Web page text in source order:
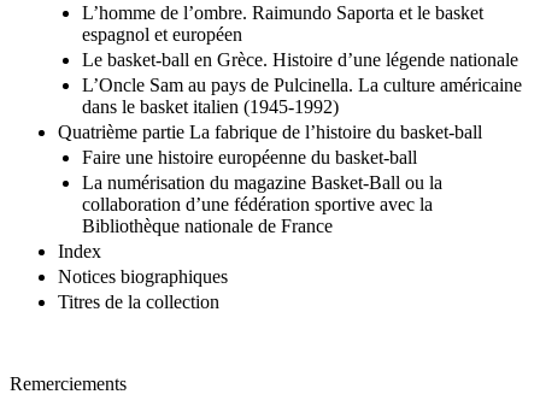
L’homme de l’ombre. Raimundo Saporta et le basket
espagnol et européen
Le basket-ball en Grèce. Histoire d’une légende nationale
L’Oncle Sam au pays de Pulcinella. La culture américaine
dans le basket italien (1945-1992)
Quatrième partie La fabrique de l’histoire du basket-ball
Faire une histoire européenne du basket-ball
La numérisation du magazine Basket-Ball ou la
collaboration d’une fédération sportive avec la
Bibliothèque nationale de France
Index
Notices biographiques
Titres de la collection
Remerciements